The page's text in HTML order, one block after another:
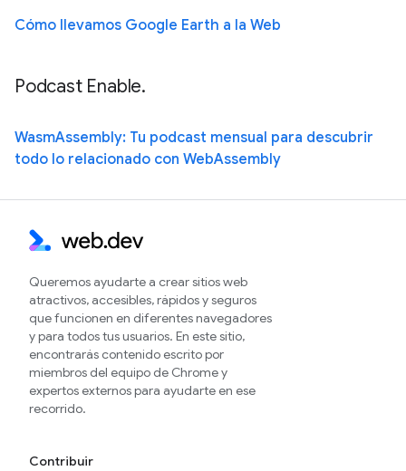
Cómo llevamos Google Earth a la Web
Podcast Enable.
WasmAssembly: Tu podcast mensual para descubrir
todo lo relacionado con WebAssembly
Queremos ayudarte a crear sitios web
atractivos, accesibles, rápidos y seguros
que funcionen en diferentes navegadores
y para todos tus usuarios. En este sitio,
encontrarás contenido escrito por
miembros del equipo de Chrome y
expertos externos para ayudarte en ese
recorrido.
Contribuir